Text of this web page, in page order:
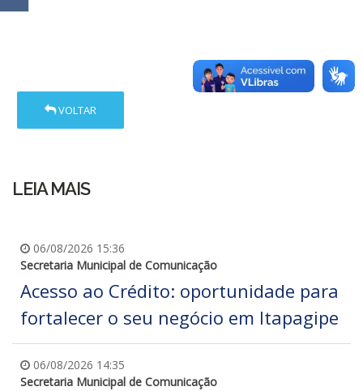
VOLTAR
LEIA MAIS
06/08/2026 15:36
Secretaria Municipal de Comunicação
Acesso ao Crédito: oportunidade para
fortalecer o seu negócio em Itapagipe
06/08/2026 14:35
Secretaria Municipal de Comunicação